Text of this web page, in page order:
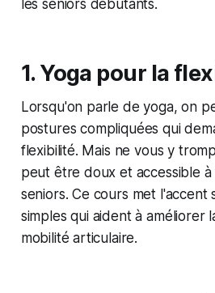
les seniors débutants.
1. Yoga pour la
Lorsqu'on parle de yoga, on
postures compliquées qui
flexibilité. Mais ne vous y
peut être doux et accessible
seniors. Ce cours met l'accent
simples qui aident à améliorer
mobilité articulaire.